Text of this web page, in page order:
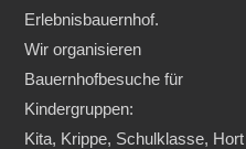
Erlebnisbauernhof.
Wir organisieren
Bauernhofbesuche für
Kindergruppen:
Kita, Krippe, Schulklasse, Hort